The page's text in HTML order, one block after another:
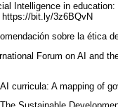
Intelligence in
bit.ly/3z6BQvN
sobre la
Forum on AI and
curricula: A mapping of